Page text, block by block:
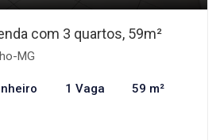
com 3 quartos, 59m²
MG
1 Vaga 59 m²